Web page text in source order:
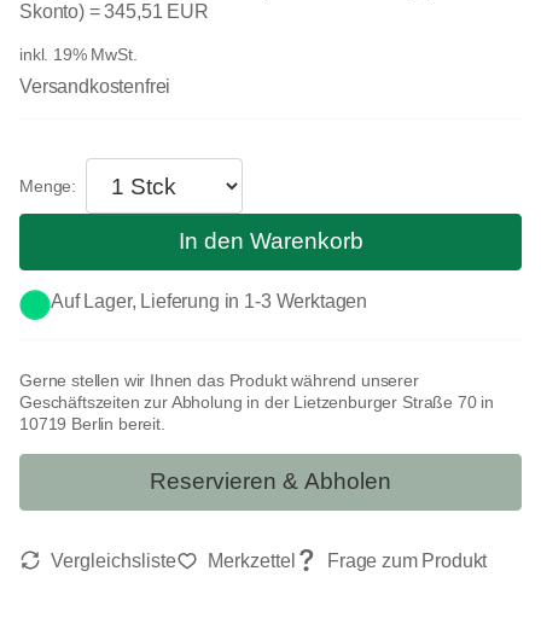
Skonto) =345,51 EUR
inkl. 19% MwSt.
Versandkostenfrei
Gerne stellen wir Ihnen das Produkt während unserer
Geschäftszeiten zur Abholung in der Lietzenburger Straße 70 in
10719 Berlin bereit.
Reservieren & Abholen
Auf Lager, Lieferung in 1-3 Werktagen
In den Warenkorb